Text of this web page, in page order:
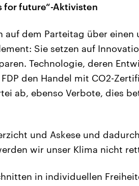
for future“-Aktivisten
auf dem Parteitag über einen
Sie setzen auf
Technologie, deren
den Handel mit CO2-
ab, ebenso Verbote, dies
und Askese und
wir unser Klima nicht
in individuellen